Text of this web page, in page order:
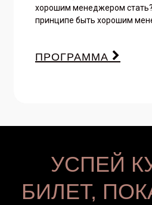
хорошим менеджером
принципе быть хорошим
ПРОГРАММА
УСПЕЙ
БИЛЕТ,